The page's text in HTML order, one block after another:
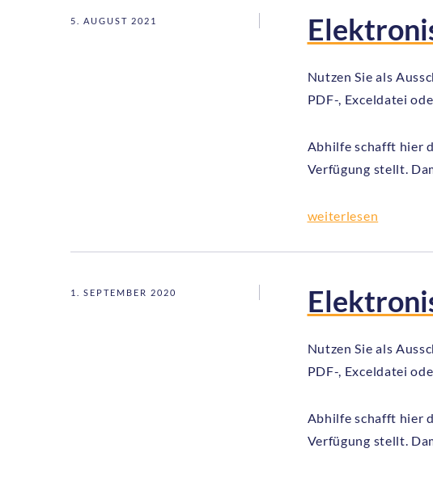
5. AUGUST 2021
Nutzen Sie als
PDF-, Exceldatei
Abhilfe schafft hier
Verfügung stellt.
weiterlesen
1. SEPTEMBER 2020
Nutzen Sie als
PDF-, Exceldatei
Abhilfe schafft hier
Verfügung stellt.